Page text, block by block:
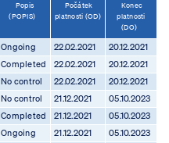
Popis
(POPIS)
Počátek
platnosti (OD)
Konec
platnosti
(DO)
Ongoing 22.02.2021
20.12.2021
Completed 22.02.2021
20.12.2021
No control 22.02.2021
20.12.2021
No control 21.12.2021
05.10.2023
Completed 21.12.2021
05.10.2023
Ongoing 21.12.2021
05.10.2023